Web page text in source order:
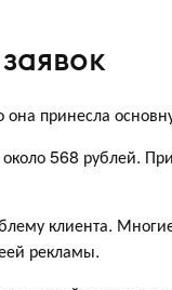
принесла
568 рублей.
клиента.
рекламы.